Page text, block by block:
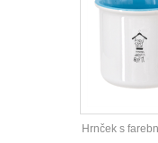
Hrnček s